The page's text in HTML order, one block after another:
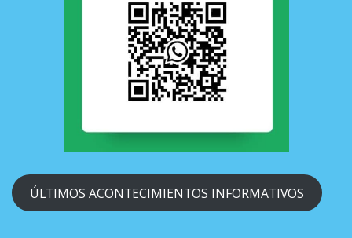
ÚLTIMOS ACONTECIMIENTOS INFORMATIVOS